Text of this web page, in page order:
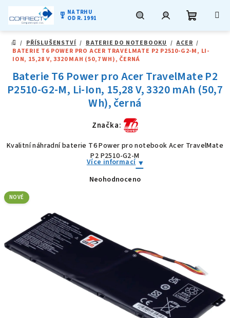
obsah
military_tech NA TRHU
OD R. 1991
DOMŮ
/ PŘÍSLUŠENSTVÍ / BATERIE DO NOTEBOOKU / ACER /
BATERIE T6 POWER PRO ACER TRAVELMATE P2 P2510-G2-M, LI-
ION, 15,28 V, 3320 MAH (50,7 WH), ČERNÁ
Baterie T6 Power pro Acer TravelMate P2
P2510-G2-M, Li-Ion, 15,28 V, 3320 mAh (50,7
Wh), černá
Značka:
Kvalitní náhradní baterie T6 Power pro notebook Acer TravelMate
P2 P2510-G2-M
Více informací
Průměrné
hvězdiček.
Neohodnoceno
NOVÉ